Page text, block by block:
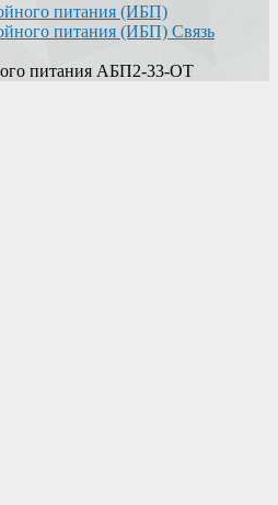
питания (ИБП)
питания (ИБП) Связь
питания АБП2-33-ОТ